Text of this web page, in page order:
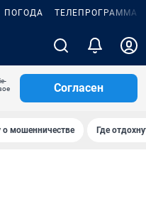
ПОГОДА ТЕЛЕПРОГРАММА
Согласен
мошенничестве Где